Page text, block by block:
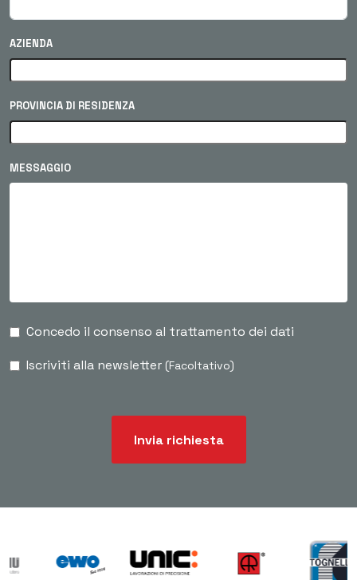
AZIENDA
PROVINCIA DI RESIDENZA
MESSAGGIO
Concedo il consenso al trattamento dei dati
Iscriviti alla newsletter (Facoltativo)
Invia richiesta